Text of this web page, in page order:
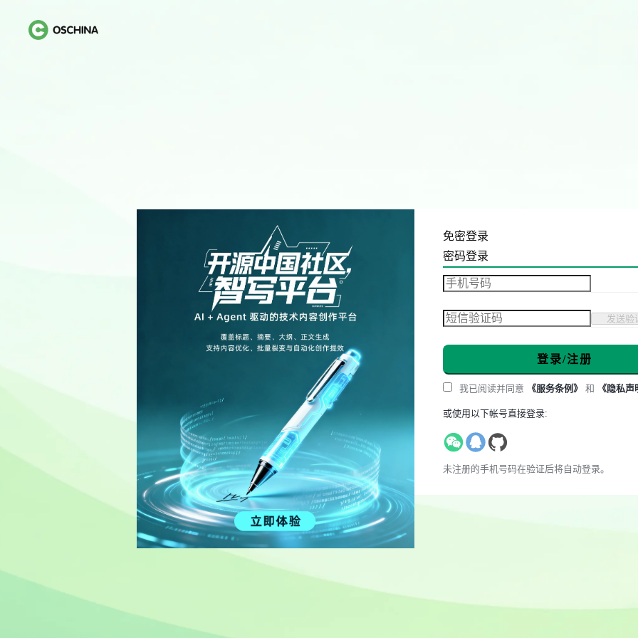
免密登录
密码登录
发送验
登录/注册
我已阅读并同意 《服务条例》 和 《隐私声
或使用以下帐号直接登录:
未注册的手机号码在验证后将自动登录。